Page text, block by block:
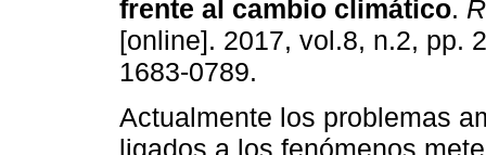
frente al cambio climático.
[online]. 2017, vol.8, n.2, pp.
1683-0789.
Actualmente los problemas
ligados a los fenómenos